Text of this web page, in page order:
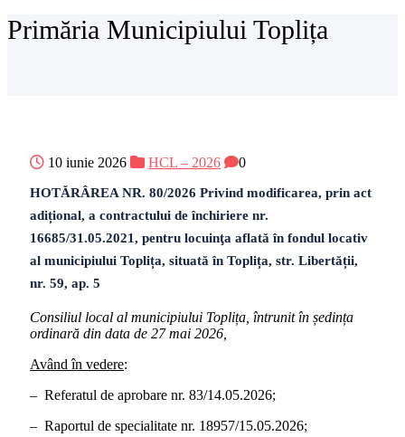
Primăria Municipiului Toplița
10 iunie 2026 HCL – 2026 0
HOTĂRÂREA NR. 80/2026 Privind modificarea, prin act
adițional, a contractului de închiriere nr.
16685/31.05.2021, pentru locuinţa aflată în fondul locativ
al municipiului Toplița, situată în Toplița, str. Libertății,
nr. 59, ap. 5
Consiliul local al municipiului Toplița, întrunit în ședința
ordinară din data de 27 mai 2026,
Având în vedere:
– Referatul de aprobare nr. 83/14.05.2026;
– Raportul de specialitate nr. 18957/15.05.2026;